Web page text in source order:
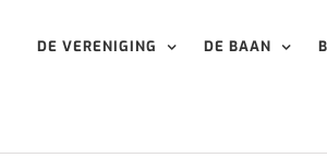
DE VERENIGING DE BAAN